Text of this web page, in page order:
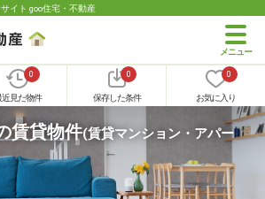
イト goo住宅・不動産
0
近見た物件
0
保存した条件
0
お気に入り
賃貸物件(賃貸マンション・アパー